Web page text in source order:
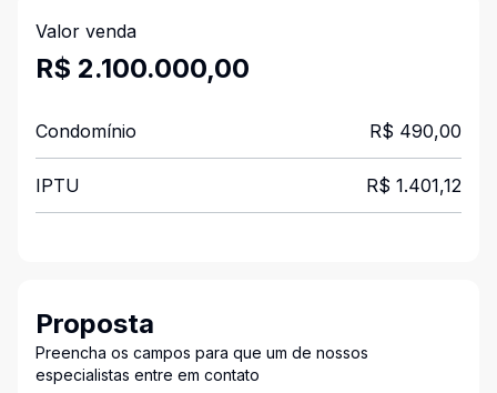
Valor venda
R$ 2.100.000,00
Condomínio R$ 490,00
IPTU R$ 1.401,12
Proposta
Preencha os campos para que um de nossos
especialistas entre em contato